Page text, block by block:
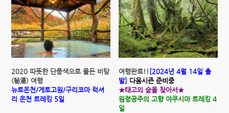
2020 따뜻한 단풍색으로 물든 비탕
(秘湯) 여행
뉴토온천/게토고원/구리코마 럭셔
리 온천 트레킹 5일
여행완료!! [2024년 4월 14일 출
발] 다음시즌 준비중
★태고의 숲을 찾아서★
원령공주의 고향 야쿠시마 트레킹 4
일